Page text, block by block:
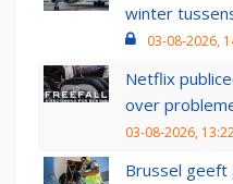
winter
03-08-2026,
Netflix
over
03-08-2026,
Brussel geeft